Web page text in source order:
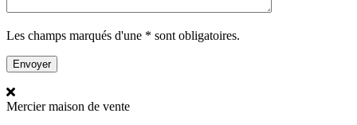
Les champs marqués d'une * sont obligatoires.
Merciermaison de vente